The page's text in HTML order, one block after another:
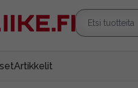
Artikkelit